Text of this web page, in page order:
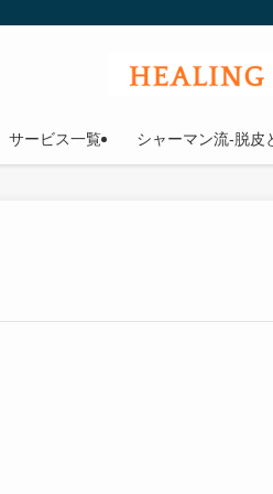
サービス一覧 シャーマン流-脱皮